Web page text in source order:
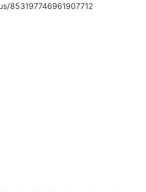
853197746961907712